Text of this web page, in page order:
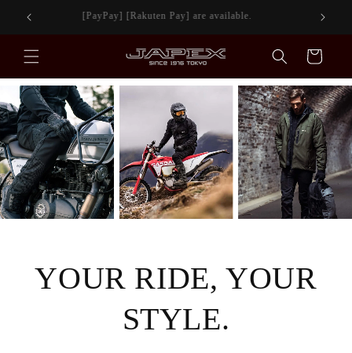
Skip to
content
[PayPay] [Rakuten Pay] are available.
Cart
YOUR RIDE, YOUR
STYLE.